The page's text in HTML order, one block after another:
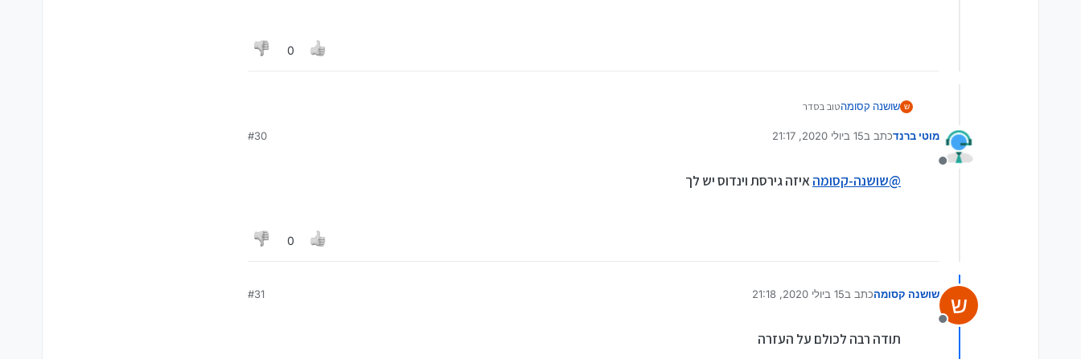
0
ש שושנה קסומהטוב בסדר
רציתי לשאול האם ואיך אפשר לעדכן ווינדוס?
מנותק
מוטי ברנדכתב ב15 ביולי 2020, 21:17
נערך לאחרונה על ידי
#30
@שושנה-קסומהאיזה גירסת וינדוס יש לך
0
ש
מנותק
שושנה קסומהכתב ב15 ביולי 2020, 21:18
נערך לאחרונה על ידי
#31
תודה רבה לכולם על העזרה